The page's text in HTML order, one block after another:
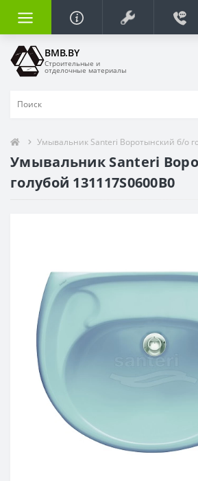
BMB.BY
Строительные и
отделочные материалы
Умывальник Santeri Воротынский б/о
Умывальник Santeri
голубой 131117S0600B0